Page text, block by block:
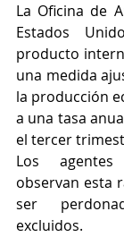
La Oficina de
Estados
producto
una medida
la producción
a una tasa
el tercer
Los
observan esta
ser
excluidos.